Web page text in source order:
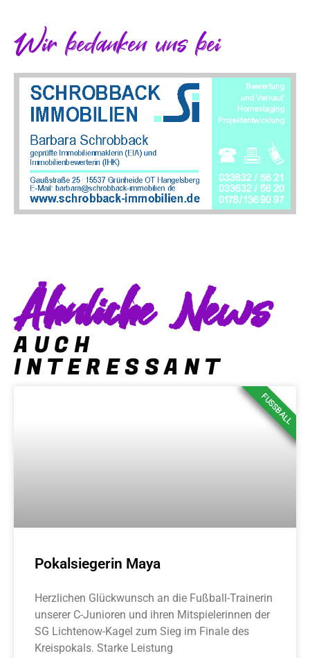
Wir bedanken uns bei
Ähnliche News
AUCH
INTERESSANT
FUSSBALL
Pokalsiegerin Maya
Herzlichen Glückwunsch an die Fußball-Trainerin
unserer C-Junioren und ihren Mitspielerinnen der
SG Lichtenow-Kagel zum Sieg im Finale des
Kreispokals. Starke Leistung